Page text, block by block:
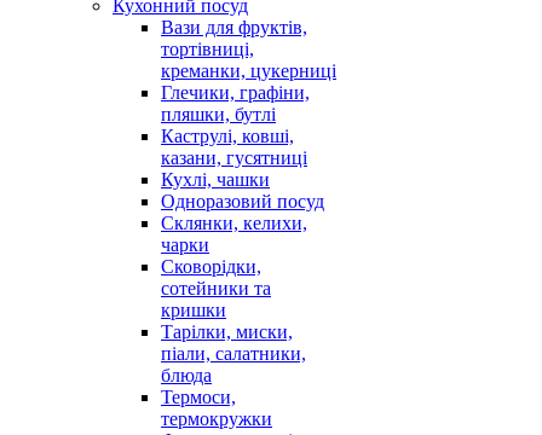
Кухонний посуд
Вази для фруктів,
тортівниці,
креманки, цукерниці
Глечики, графіни,
пляшки, бутлі
Каструлі, ковші,
казани, гусятниці
Кухлі, чашки
Одноразовий посуд
Склянки, келихи,
чарки
Сковорідки,
сотейники та
кришки
Тарілки, миски,
піали, салатники,
блюда
Термоси,
термокружки